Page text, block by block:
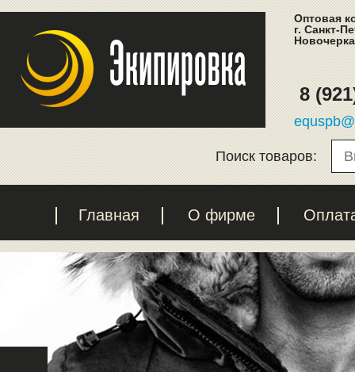
Оптовая
г. Санкт-
8
Поиск товаров:
Главная О фирме